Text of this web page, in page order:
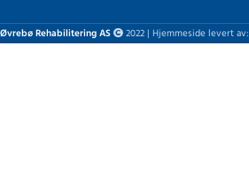
Øvrebø Rehabilitering AS 2022 | Hjemmeside levert av: